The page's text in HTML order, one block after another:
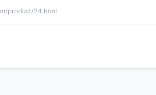
product/24.html